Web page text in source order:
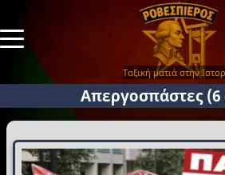
Ταξική ματιά στην
Απεργοσπάστες